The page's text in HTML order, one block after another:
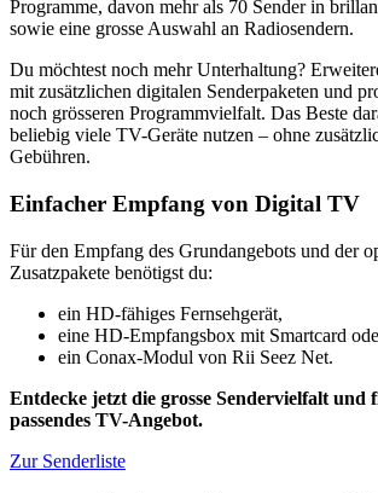
Programme, davon mehr als 70 Sender in
sowie eine grosse Auswahl an Radiosendern.
Du möchtest noch mehr Unterhaltung?
mit zusätzlichen digitalen Senderpaketen und
noch grösseren Programmvielfalt. Das Beste
beliebig viele TV-Geräte nutzen – ohne
Gebühren.
Einfacher Empfang von Digital TV
Für den Empfang des Grundangebots und der
Zusatzpakete benötigst du:
ein HD-fähiges Fernsehgerät,
eine HD-Empfangsbox mit Smartcard
ein Conax-Modul von Rii Seez Net.
Entdecke jetzt die grosse Sendervielfalt und
passendes TV-Angebot.
Zur Senderliste